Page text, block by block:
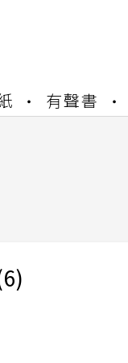
有聲書
詢
圖文教學